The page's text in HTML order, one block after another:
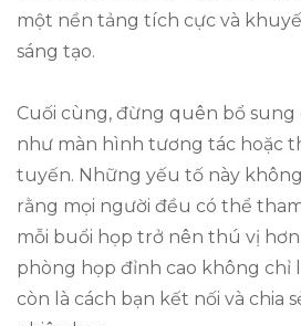
một nền tảng tích cực và
sáng tạo.
Cuối cùng, đừng quên bổ sung
như màn hình tương tác hoặc
tuyến. Những yếu tố này
rằng mọi người đều có thể
mỗi buổi họp trở nên thú vị
phòng họp đỉnh cao không chỉ
còn là cách bạn kết nối và chia